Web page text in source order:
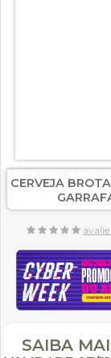
CERVEJA
SAIBA